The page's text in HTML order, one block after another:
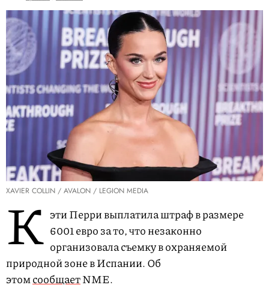
XAVIER COLLIN / AVALON / LEGION MEDIA
К эти Перри выплатила штраф в размере
6001 евро за то, что незаконно
организовала съемку в охраняемой
природной зоне в Испании. Об
этомсообщаетNME.